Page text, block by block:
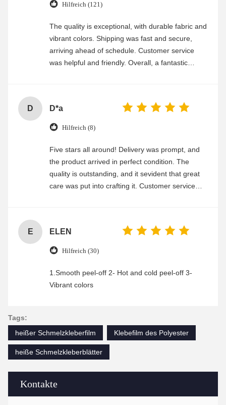
Kontakte
Hilfreich (121)
The quality is exceptional, with durable fabric and
vibrant colors. Shipping was fast and secure,
arriving ahead of schedule. Customer service
was helpful and friendly. Overall, a fantastic
D D*a
Hilfreich (8)
Five stars all around! Delivery was prompt, and
the product arrived in perfect condition. The
quality is outstanding, and it sevident that great
care was put into crafting it. Customer service
E ELEN
Hilfreich (30)
1.Smooth peel-off 2- Hot and cold peel-off 3-
Vibrant colors
Tags:
heißer Schmelzkleberfilm
Klebefilm des Polyester
heiße Schmelzkleberblätter